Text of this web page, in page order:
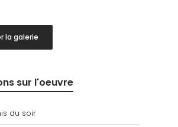
la galerie
sur l'oeuvre
du soir